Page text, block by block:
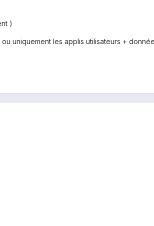
)
uniquement les applis utilisateurs +